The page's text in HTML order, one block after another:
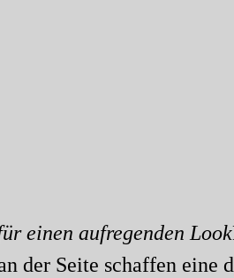
der Seite schaffen eine